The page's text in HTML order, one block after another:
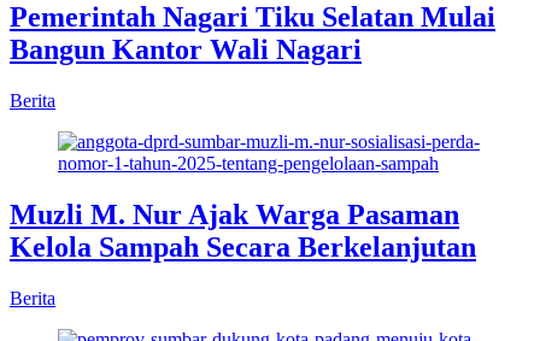
Pemerintah Nagari Tiku Selatan Mulai
Bangun Kantor Wali Nagari
Berita
Muzli M. Nur Ajak Warga Pasaman
Kelola Sampah Secara Berkelanjutan
Berita